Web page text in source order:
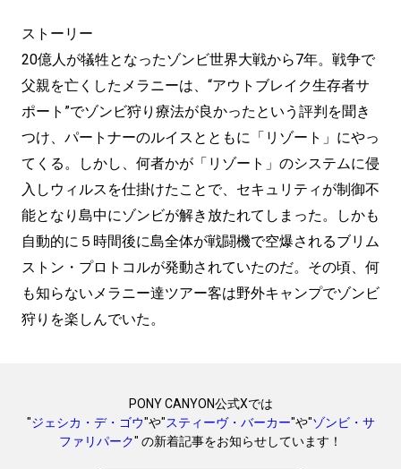
ストーリー
20億人が犠牲となったゾンビ世界大戦から7年。戦争で
父親を亡くしたメラニーは、“アウトブレイク生存者サ
ポート”でゾンビ狩り療法が良かったという評判を聞き
つけ、パートナーのルイスとともに「リゾート」にやっ
てくる。しかし、何者かが「リゾート」のシステムに侵
入しウィルスを仕掛けたことで、セキュリティが制御不
能となり島中にゾンビが解き放たれてしまった。しかも
自動的に５時間後に島全体が戦闘機で空爆されるブリム
ストン・プロトコルが発動されていたのだ。その頃、何
も知らないメラニー達ツアー客は野外キャンプでゾンビ
狩りを楽しんでいた。
PONY CANYON公式Xでは
"ジェシカ・デ・ゴウ"や"スティーヴ・バーカー"や"ゾンビ・サ
ファリパーク" の新着記事をお知らせしています！